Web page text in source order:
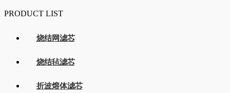
PRODUCT LIST
烧结网滤芯
烧结毡滤芯
折波熔体滤芯